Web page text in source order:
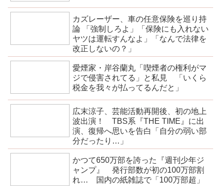
カズレーザー、車の任意保険を巡り持
論 「強制しろよ」「保険にも入れない
ヤツは運転すんなよ」「なんで法律を
改正しないの？」
愛煙家・岸谷蘭丸「喫煙者の権利がマ
ジで侵害されてる」と私見 「いくら
税金を我々が払ってるんだと」
広末涼子、芸能活動再開後、初の地上
波出演！ TBS系『THE TIME』に出
演、復帰へ思いを告白「自分の弱い部
分だったり…」
かつて650万部を誇った『週刊少年ジ
ャンプ』 発行部数が初の100万部割
れ… 国内の紙雑誌で「100万部超」